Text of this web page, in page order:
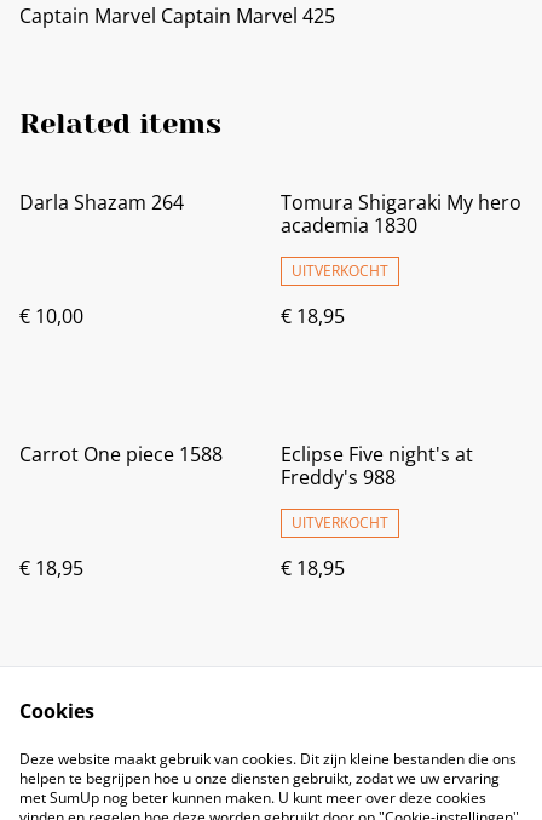
Captain Marvel Captain Marvel 425
Related items
Darla Shazam 264
€ 10,00
Tomura Shigaraki My hero
academia 1830
UITVERKOCHT
€ 18,95
Carrot One piece 1588
€ 18,95
Eclipse Five night's at
Freddy's 988
UITVERKOCHT
€ 18,95
Cookies
Deze website maakt gebruik van cookies. Dit zijn kleine bestanden die ons
helpen te begrijpen hoe u onze diensten gebruikt, zodat we uw ervaring
met SumUp nog beter kunnen maken. U kunt meer over deze cookies